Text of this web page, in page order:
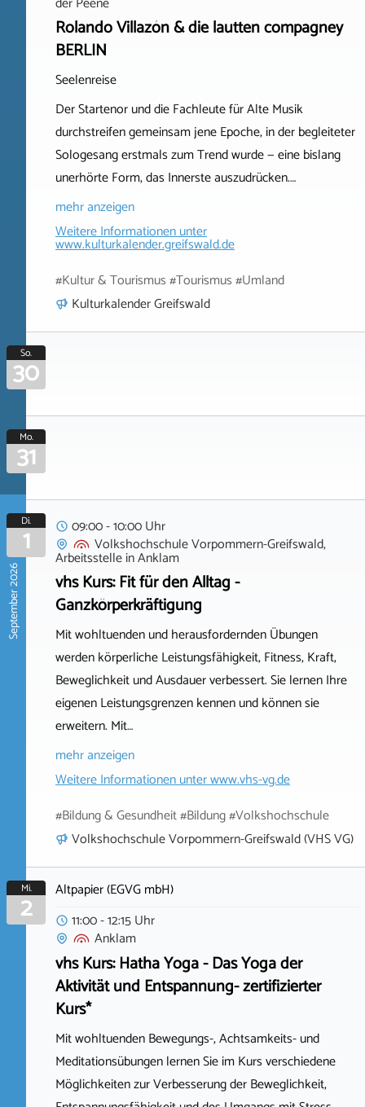
Rolando Villazón & die lautten compagney
BERLIN
Seelenreise
Der Startenor und die Fachleute für Alte Musik
durchstreifen gemeinsam jene Epoche, in der begleiteter
Sologesang erstmals zum Trend wurde — eine bislang
unerhörte Form, das Innerste auszudrücken.…
mehr anzeigen
Weitere Informationen unter
www.kulturkalender.greifswald.de
#Kultur & Tourismus #Tourismus #Umland
Kulturkalender Greifswald
So.
30
Mo.
31
September 2026
Di.
1
09:00 - 10:00 Uhr
Volkshochschule Vorpommern-Greifswald,
ArbeitsstelleinAnklam
vhs Kurs: Fit für den Alltag -
Ganzkörperkräftigung
Mit wohltuenden und herausfordernden Übungen
werden körperliche Leistungsfähigkeit, Fitness, Kraft,
Beweglichkeit und Ausdauer verbessert. Sie lernen Ihre
eigenen Leistungsgrenzen kennen und können sie
erweitern. Mit…
mehr anzeigen
Weitere Informationen unterwww.vhs-vg.de
#Bildung & Gesundheit #Bildung #Volkshochschule
Volkshochschule Vorpommern-Greifswald (VHS VG)
Mi.
2
Altpapier (EGVG mbH)
11:00 - 12:15 Uhr
Anklam
vhs Kurs: Hatha Yoga - Das Yoga der
Aktivität und Entspannung- zertifizierter
Kurs*
Mit wohltuenden Bewegungs-, Achtsamkeits- und
Meditationsübungen lernen Sie im Kurs verschiedene
Möglichkeiten zur Verbesserung der Beweglichkeit,